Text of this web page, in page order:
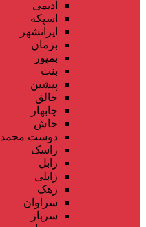
ادیمی
اسپکه
ایرانشهر
بزمان
بمپور
بنت
پیشین
جالق
چابهار
خاش
دوست محمد
راسک
زابل
زابلی
زهک
سراوان
سرباز